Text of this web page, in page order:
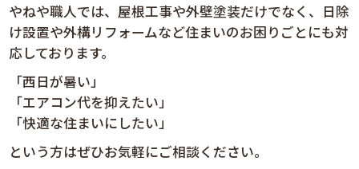
やねや職人では、屋根工事や外壁塗装だけでなく、日除
け設置や外構リフォームなど住まいのお困りごとにも対
応しております。
「西日が暑い」
「エアコン代を抑えたい」
「快適な住まいにしたい」
という方はぜひお気軽にご相談ください。